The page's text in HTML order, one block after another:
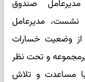
صندوق
نشست، مدیرعامل
از وضعیت خسارات
و تحت نظر
مساعدت و تلاش